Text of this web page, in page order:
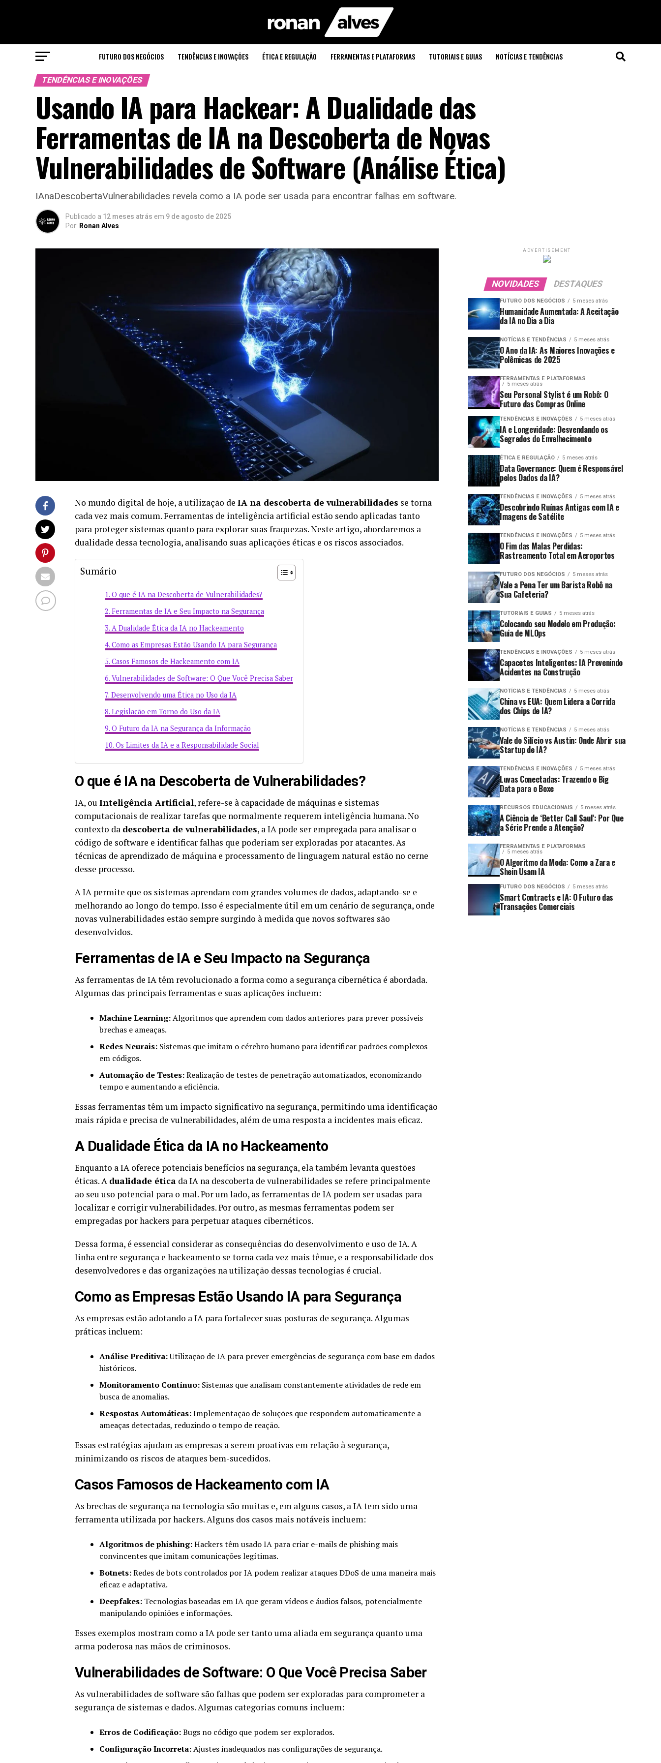
FUTURO DOS NEGÓCIOS TENDÊNCIAS E INOVAÇÕES ÉTICA E REGULAÇÃO FERRAMENTAS E PLATAFORMAS TUTORIAIS E GUIAS NOTÍCIAS E TENDÊNCIAS
TENDÊNCIAS E INOVAÇÕES
Usando IA para Hackear: A Dualidade das
Ferramentas de IA na Descoberta de Novas
Vulnerabilidades de Software (Análise Ética)
IAnaDescobertaVulnerabilidades revela como a IA pode ser usada para encontrar falhas em software.
Publicado a 12 meses atrás em 9 de agosto de 2025
Por: Ronan Alves
No mundo digital de hoje, a utilização de IA na descoberta de vulnerabilidades se torna
cada vez mais comum. Ferramentas de inteligência artificial estão sendo aplicadas tanto
para proteger sistemas quanto para explorar suas fraquezas. Neste artigo, abordaremos a
dualidade dessa tecnologia, analisando suas aplicações éticas e os riscos associados.
Sumário
O que é IA na Descoberta de Vulnerabilidades?
Ferramentas de IA e Seu Impacto na Segurança
A Dualidade Ética da IA no Hackeamento
Como as Empresas Estão Usando IA para Segurança
Casos Famosos de Hackeamento com IA
Vulnerabilidades de Software: O Que Você Precisa Saber
Desenvolvendo uma Ética no Uso da IA
Legislação em Torno do Uso da IA
O Futuro da IA na Segurança da Informação
Os Limites da IA e a Responsabilidade Social
O que é IA na Descoberta de Vulnerabilidades?
IA, ou Inteligência Artificial, refere-se à capacidade de máquinas e sistemas
computacionais de realizar tarefas que normalmente requerem inteligência humana. No
contexto da descoberta de vulnerabilidades, a IA pode ser empregada para analisar o
código de software e identificar falhas que poderiam ser exploradas por atacantes. As
técnicas de aprendizado de máquina e processamento de linguagem natural estão no cerne
desse processo.
A IA permite que os sistemas aprendam com grandes volumes de dados, adaptando-se e
melhorando ao longo do tempo. Isso é especialmente útil em um cenário de segurança, onde
novas vulnerabilidades estão sempre surgindo à medida que novos softwares são
desenvolvidos.
Ferramentas de IA e Seu Impacto na Segurança
As ferramentas de IA têm revolucionado a forma como a segurança cibernética é abordada.
Algumas das principais ferramentas e suas aplicações incluem:
Machine Learning:Algoritmos que aprendem com dados anteriores para prever possíveis
brechas e ameaças.
Redes Neurais: Sistemas que imitam o cérebro humano para identificar padrões complexos
em códigos.
Automação de Testes:Realização de testes de penetração automatizados, economizando
tempo e aumentando a eficiência.
Essas ferramentas têm um impacto significativo na segurança, permitindo uma identificação
mais rápida e precisa de vulnerabilidades, além de uma resposta a incidentes mais eficaz.
A Dualidade Ética da IA no Hackeamento
Enquanto a IA oferece potenciais benefícios na segurança, ela também levanta questões
éticas. A dualidade ética da IA na descoberta de vulnerabilidades se refere principalmente
ao seu uso potencial para o mal. Por um lado, as ferramentas de IA podem ser usadas para
localizar e corrigir vulnerabilidades. Por outro, as mesmas ferramentas podem ser
empregadas por hackers para perpetuar ataques cibernéticos.
Dessa forma, é essencial considerar as consequências do desenvolvimento e uso de IA. A
linha entre segurança e hackeamento se torna cada vez mais tênue, e a responsabilidade dos
desenvolvedores e das organizações na utilização dessas tecnologias é crucial.
Como as Empresas Estão Usando IA para Segurança
As empresas estão adotando a IA para fortalecer suas posturas de segurança. Algumas
práticas incluem:
Análise Preditiva:Utilização de IA para prever emergências de segurança com base em dados
históricos.
Monitoramento Contínuo: Sistemas que analisam constantemente atividades de rede em
busca de anomalias.
Respostas Automáticas:Implementação de soluções que respondem automaticamente a
ameaças detectadas, reduzindo o tempo de reação.
Essas estratégias ajudam as empresas a serem proativas em relação à segurança,
minimizando os riscos de ataques bem-sucedidos.
Casos Famosos de Hackeamento com IA
As brechas de segurança na tecnologia são muitas e, em alguns casos, a IA tem sido uma
ferramenta utilizada por hackers. Alguns dos casos mais notáveis incluem:
Algoritmos de phishing:Hackers têm usado IA para criar e-mails de phishing mais
convincentes que imitam comunicações legítimas.
Botnets:Redes de bots controlados por IA podem realizar ataques DDoS de uma maneira mais
eficaz e adaptativa.
Deepfakes: Tecnologias baseadas em IA que geram vídeos e áudios falsos, potencialmente
manipulando opiniões e informações.
Esses exemplos mostram como a IA pode ser tanto uma aliada em segurança quanto uma
arma poderosa nas mãos de criminosos.
Vulnerabilidades de Software: O Que Você Precisa Saber
As vulnerabilidades de software são falhas que podem ser exploradas para comprometer a
segurança de sistemas e dados. Algumas categorias comuns incluem:
Erros de Codificação:Bugs no código que podem ser explorados.
Configuração Incorreta:Ajustes inadequados nas configurações de segurança.
ADVERTISEMENT
NOVIDADES DESTAQUES
FUTURO DOS NEGÓCIOS 5 meses atrás
Humanidade Aumentada: A Aceitação
da IA no Dia a Dia
NOTÍCIAS E TENDÊNCIAS 5 meses atrás
O Ano da IA: As Maiores Inovações e
Polêmicas de 2025
FERRAMENTAS E PLATAFORMAS
5 meses atrás
Seu Personal Stylist é um Robô: O
Futuro das Compras Online
TENDÊNCIAS E INOVAÇÕES 5 meses atrás
IA e Longevidade: Desvendando os
Segredos do Envelhecimento
ÉTICA E REGULAÇÃO 5 meses atrás
Data Governance: Quem é Responsável
pelos Dados da IA?
TENDÊNCIAS E INOVAÇÕES 5 meses atrás
Descobrindo Ruínas Antigas com IA e
Imagens de Satélite
TENDÊNCIAS E INOVAÇÕES 5 meses atrás
O Fim das Malas Perdidas:
Rastreamento Total em Aeroportos
FUTURO DOS NEGÓCIOS 5 meses atrás
Vale a Pena Ter um Barista Robô na
Sua Cafeteria?
TUTORIAIS E GUIAS 5 meses atrás
Colocando seu Modelo em Produção:
Guia de MLOps
TENDÊNCIAS E INOVAÇÕES 5 meses atrás
Capacetes Inteligentes: IA Prevenindo
Acidentes na Construção
NOTÍCIAS E TENDÊNCIAS 5 meses atrás
China vs EUA: Quem Lidera a Corrida
dos Chips de IA?
NOTÍCIAS E TENDÊNCIAS 5 meses atrás
Vale do Silício vs Austin: Onde Abrir sua
Startup de IA?
TENDÊNCIAS E INOVAÇÕES 5 meses atrás
Luvas Conectadas: Trazendo o Big
Data para o Boxe
RECURSOS EDUCACIONAIS 5 meses atrás
A Ciência de ‘Better Call Saul’: Por Que
a Série Prende a Atenção?
FERRAMENTAS E PLATAFORMAS
5 meses atrás
O Algoritmo da Moda: Como a Zara e
Shein Usam IA
FUTURO DOS NEGÓCIOS 5 meses atrás
Smart Contracts e IA: O Futuro das
Transações Comerciais